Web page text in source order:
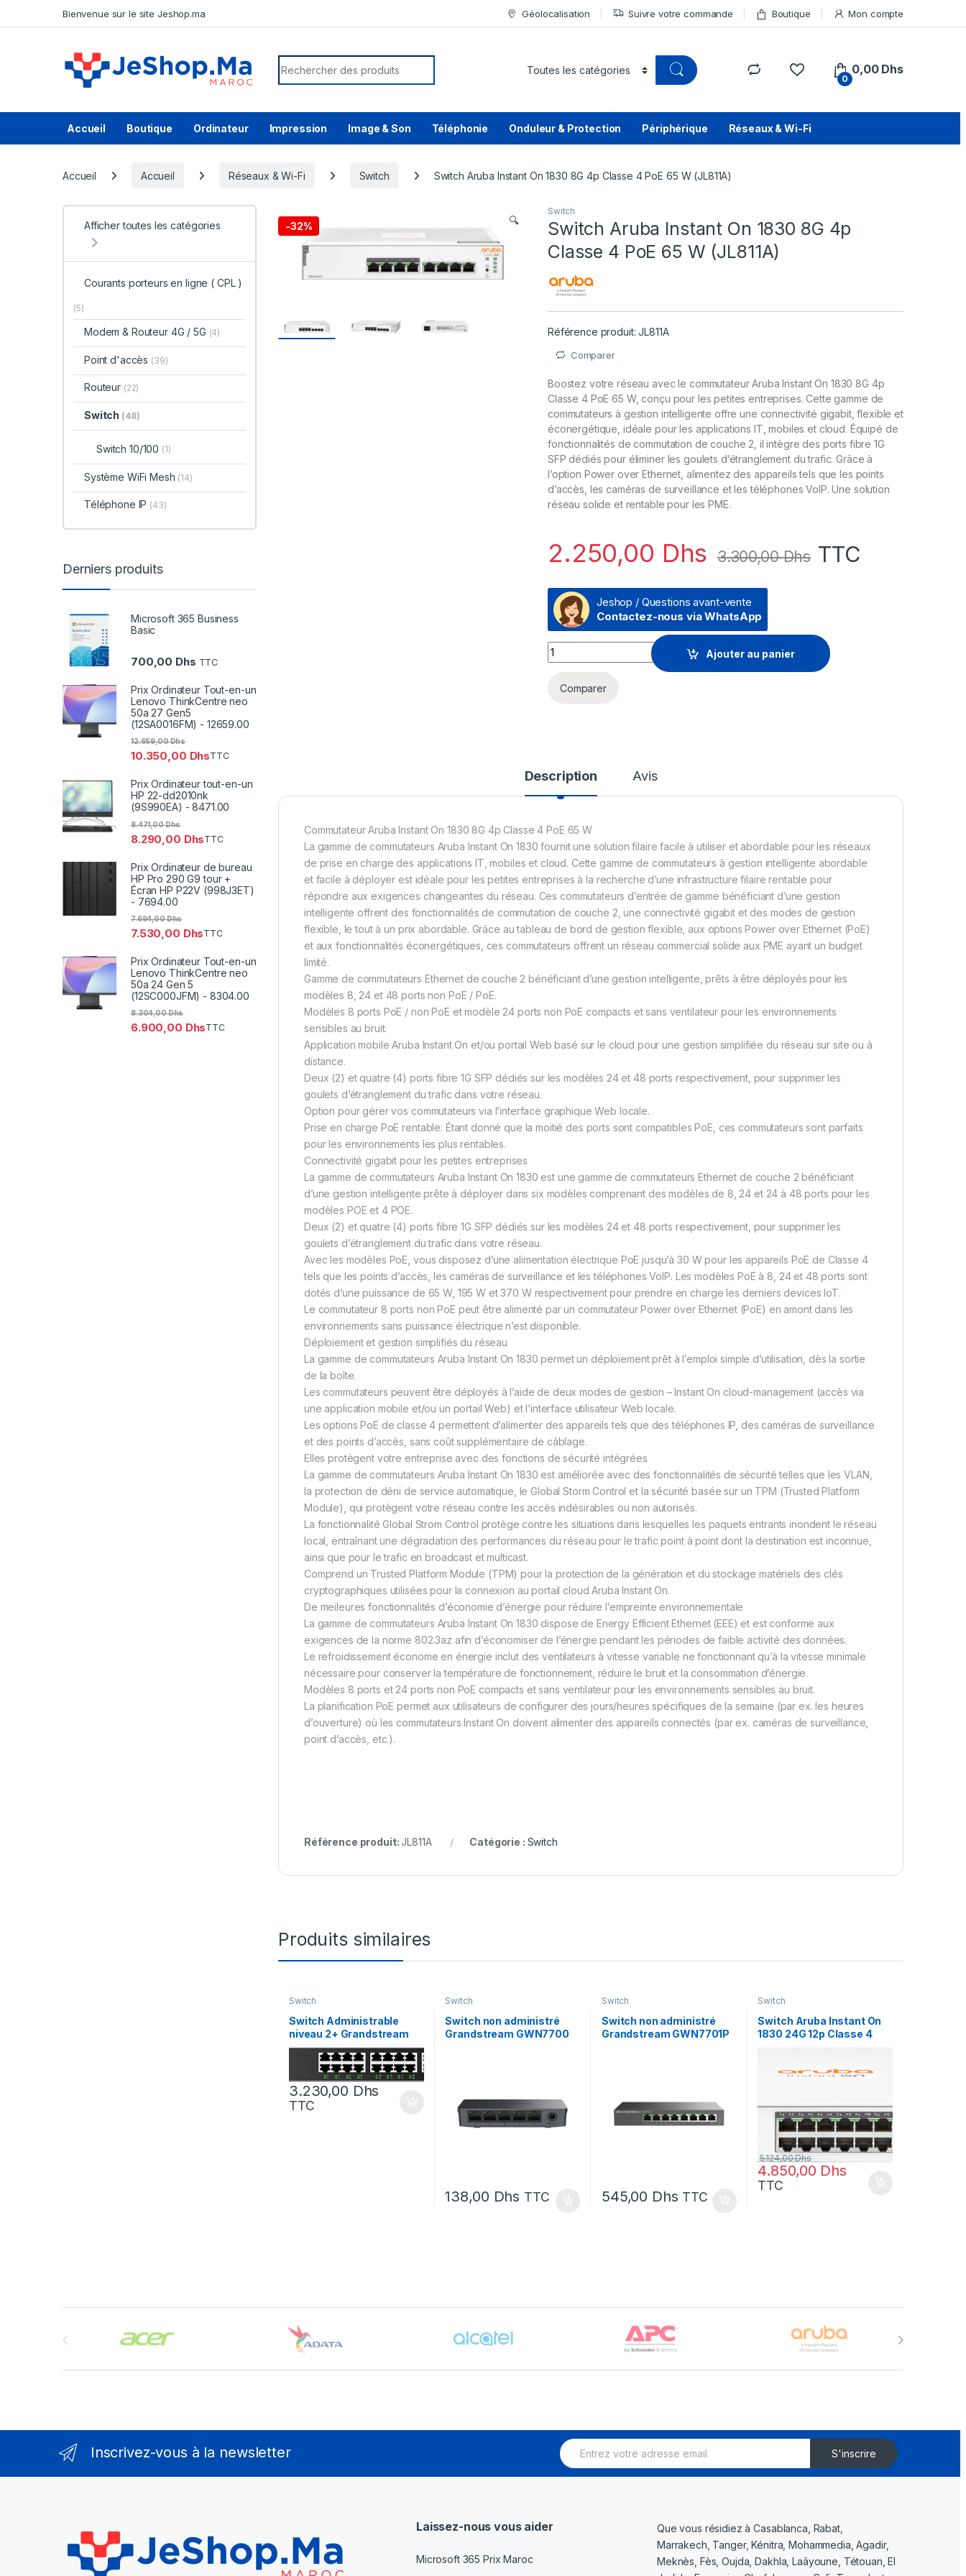
Bienvenue sur le site Jeshop.ma Géolocalisation Suivre votre commande Boutique Mon compte
Search for:
0
0,00 Dhs
Accueil Boutique Ordinateur Impression Image & Son Téléphonie Onduleur & Protection Périphérique Réseaux & Wi-Fi
Accueil Accueil Réseaux & Wi-Fi Switch Switch Aruba Instant On 1830 8G 4p Classe 4 PoE 65 W (JL811A)
-32% 🔍
Switch
Switch Aruba Instant On 1830 8G 4p
Classe 4 PoE 65 W (JL811A)
Référence produit: JL811A
Comparer
Boostez votre réseau avec le commutateur Aruba Instant On 1830 8G 4p
Classe 4 PoE 65 W, conçu pour les petites entreprises. Cette gamme de
commutateurs à gestion intelligente offre une connectivité gigabit, flexible et
éconergétique, idéale pour les applications IT, mobiles et cloud. Équipé de
fonctionnalités de commutation de couche 2, il intègre des ports fibre 1G
SFP dédiés pour éliminer les goulets d’étranglement du trafic. Grâce à
l’option Power over Ethernet, alimentez des appareils tels que les points
d’accès, les caméras de surveillance et les téléphones VoIP. Une solution
réseau solide et rentable pour les PME​.
2.250,00 Dhs 3.300,00Dhs TTC
Jeshop / Questions avant-vente
Contactez-nous via WhatsApp
Switch Aruba Instant On 1830 8G 4p Classe 4 PoE 65 W (JL811A) quantity
Ajouter au panier
Comparer
Description Avis
Commutateur Aruba Instant On 1830 8G 4p Classe 4 PoE 65 W
La gamme de commutateurs Aruba Instant On 1830 fournit une solution filaire facile à utiliser et abordable pour les réseaux
de prise en charge des applications IT, mobiles et cloud. Cette gamme de commutateurs à gestion intelligente abordable
et facile à déployer est idéale pour les petites entreprises à la recherche d’une infrastructure filaire rentable pour
répondre aux exigences changeantes du réseau. Ces commutateurs d’entrée de gamme bénéficiant d’une gestion
intelligente offrent des fonctionnalités de commutation de couche 2, une connectivité gigabit et des modes de gestion
flexible, le tout à un prix abordable. Grâce au tableau de bord de gestion flexible, aux options Power over Ethernet (PoE)
et aux fonctionnalités éconergétiques, ces commutateurs offrent un réseau commercial solide aux PME ayant un budget
limité.
Gamme de commutateurs Ethernet de couche 2 bénéficiant d’une gestion intelligente, prêts à être déployés pour les
modèles 8, 24 et 48 ports non PoE / PoE.
Modèles 8 ports PoE / non PoE et modèle 24 ports non PoE compacts et sans ventilateur pour les environnements
sensibles au bruit.
Application mobile Aruba Instant On et/ou portail Web basé sur le cloud pour une gestion simplifiée du réseau sur site ou à
distance.
Deux (2) et quatre (4) ports fibre 1G SFP dédiés sur les modèles 24 et 48 ports respectivement, pour supprimer les
goulets d’étranglement du trafic dans votre réseau.
Option pour gérer vos commutateurs via l’interface graphique Web locale.
Prise en charge PoE rentable: Étant donné que la moitié des ports sont compatibles PoE, ces commutateurs sont parfaits
pour les environnements les plus rentables.
Connectivité gigabit pour les petites entreprises
La gamme de commutateurs Aruba Instant On 1830 est une gamme de commutateurs Ethernet de couche 2 bénéficiant
d’une gestion intelligente prête à déployer dans six modèles comprenant des modèles de 8, 24 et 24 à 48 ports pour les
modèles POE et 4 POE.
Deux (2) et quatre (4) ports fibre 1G SFP dédiés sur les modèles 24 et 48 ports respectivement, pour supprimer les
goulets d’étranglement du trafic dans votre réseau.
Avec les modèles PoE, vous disposez d’une alimentation électrique PoE jusqu’à 30 W pour les appareils PoE de Classe 4
tels que les points d’accès, les caméras de surveillance et les téléphones VoIP. Les modèles PoE à 8, 24 et 48 ports sont
dotés d’une puissance de 65 W, 195 W et 370 W respectivement pour prendre en charge les derniers devices IoT.
Le commutateur 8 ports non PoE peut être alimenté par un commutateur Power over Ethernet (PoE) en amont dans les
environnements sans puissance électrique n’est disponible.
Déploiement et gestion simplifiés du réseau
La gamme de commutateurs Aruba Instant On 1830 permet un déploiement prêt à l’emploi simple d’utilisation, dès la sortie
de la boîte.
Les commutateurs peuvent être déployés à l’aide de deux modes de gestion – Instant On cloud-management (accès via
une application mobile et/ou un portail Web) et l’interface utilisateur Web locale.
Les options PoE de classe 4 permettent d’alimenter des appareils tels que des téléphones IP, des caméras de surveillance
et des points d’accès, sans coût supplémentaire de câblage.
Elles protègent votre entreprise avec des fonctions de sécurité intégrées
La gamme de commutateurs Aruba Instant On 1830 est améliorée avec des fonctionnalités de sécurité telles que les VLAN,
la protection de déni de service automatique, le Global Storm Control et la sécurité basée sur un TPM (Trusted Platform
Module), qui protègent votre réseau contre les accès indésirables ou non autorisés.
La fonctionnalité Global Strom Control protège contre les situations dans lesquelles les paquets entrants inondent le réseau
local, entraînant une dégradation des performances du réseau pour le trafic point à point dont la destination est inconnue,
ainsi que pour le trafic en broadcast et multicast.
Comprend un Trusted Platform Module (TPM) pour la protection de la génération et du stockage matériels des clés
cryptographiques utilisées pour la connexion au portail cloud Aruba Instant On.
De meileures fonctionnalités d’économie d’énergie pour réduire l’empreinte environnementale
La gamme de commutateurs Aruba Instant On 1830 dispose de Energy Efficient Ethernet (EEE) et est conforme aux
exigences de la norme 802.3az afin d’économiser de l’énergie pendant les périodes de faible activité des données.
Le refroidissement économe en énergie inclut des ventilateurs à vitesse variable ne fonctionnant qu’à la vitesse minimale
nécessaire pour conserver la température de fonctionnement, réduire le bruit et la consommation d’énergie.
Modèles 8 ports et 24 ports non PoE compacts et sans ventilateur pour les environnements sensibles au bruit.
La planification PoE permet aux utilisateurs de configurer des jours/heures spécifiques de la semaine (par ex. les heures
d’ouverture) où les commutateurs Instant On doivent alimenter des appareils connectés (par ex. caméras de surveillance,
point d’accès, etc.).
Référence produit:JL811A Catégorie : Switch
Produits similaires
Switch
Switch Administrable
niveau 2+ Grandstream
GWN7803P 24 Ports PoE
Gigabit + 4 Ports SFP
3.230,00 Dhs
TTC
Switch
Switch non administré
Grandstream GWN7700
138,00 Dhs TTC
Switch
Switch non administré
Grandstream GWN7701P
545,00 Dhs TTC
Switch
Switch Aruba Instant On
1830 24G 12p Classe 4
4.850,00 Dhs
5.124,00Dhs
TTC
Afficher toutes les catégories
Courants porteurs en ligne ( CPL )
(5)
Modem & Routeur 4G / 5G (4)
Point d'accès (39)
Routeur (22)
Switch (48)
Switch 10/100 (1)
Système WiFi Mesh (14)
Téléphone IP (43)
Derniers produits
Microsoft 365 Business
Basic
700,00 Dhs TTC
Prix Ordinateur Tout-en-un
Lenovo ThinkCentre neo
50a 27 Gen5
(12SA0016FM) - 12659.00
10.350,00 Dhs
12.659,00Dhs
TTC
Prix Ordinateur tout-en-un
HP 22-dd2010nk
(9S990EA) - 8471.00
8.290,00 Dhs
8.471,00Dhs
TTC
Prix Ordinateur de bureau
HP Pro 290 G9 tour +
Écran HP P22V (998J3ET)
- 7694.00
7.530,00 Dhs
7.694,00Dhs
TTC
Prix Ordinateur Tout-en-un
Lenovo ThinkCentre neo
50a 24 Gen 5
(12SC000JFM) - 8304.00
6.900,00 Dhs
8.304,00Dhs
TTC
Inscrivez-vous à la newsletter
E
m
S'inscrire
Laissez-nous vous aider
Microsoft 365 Prix Maroc
Que vous résidiez à Casablanca, Rabat,
Marrakech, Tanger, Kénitra, Mohammedia, Agadir,
Meknès, Fès, Oujda, Dakhla, Laâyoune, Tétouan, El